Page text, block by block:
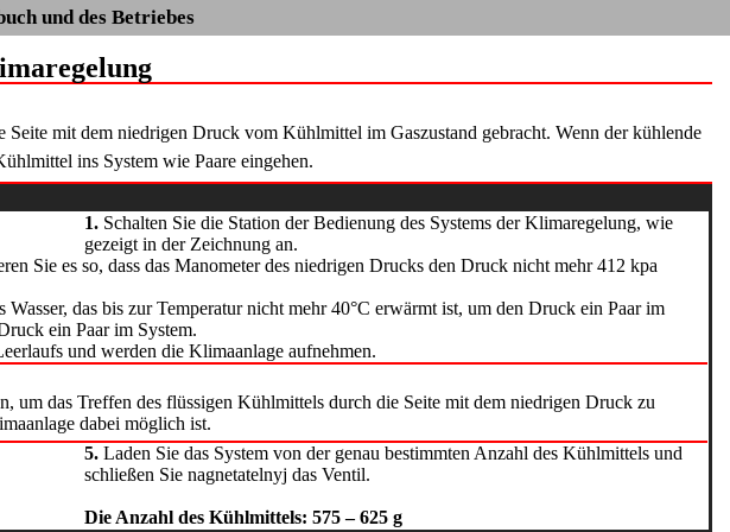
und des Betriebes
Seite mit dem niedrigen Druck vom Kühlmittel im Gaszustand gebracht. Wenn der kühlende
ins System wie Paare eingehen.
1. Schalten Sie die Station der Bedienung des Systems der Klimaregelung, wie
gezeigt in der Zeichnung an.
Sie es so, dass das Manometer des niedrigen Drucks den Druck nicht mehr 412 kpa
das bis zur Temperatur nicht mehr 40°C erwärmt ist, um den Druck ein Paar im
ein Paar im System.
und werden die Klimaanlage aufnehmen.
um das Treffen des flüssigen Kühlmittels durch die Seite mit dem niedrigen Druck zu
dabei möglich ist.
5. Laden Sie das System von der genau bestimmten Anzahl des Kühlmittels und
schließen Sie nagnetatelnyj das Ventil.
Die Anzahl des Kühlmittels: 575 – 625 g